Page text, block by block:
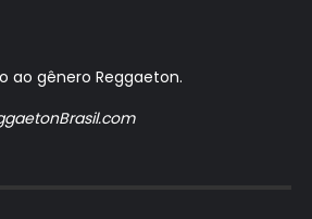
ao gênero Reggaeton.